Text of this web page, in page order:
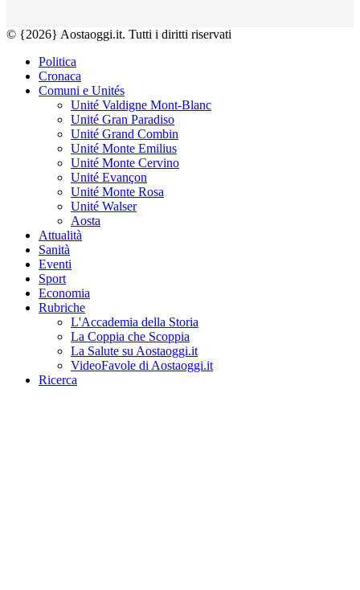
© {2026} Aostaoggi.it. Tutti i diritti riservati
Politica
Cronaca
Comuni e Unités
Unité Valdigne Mont-Blanc
Unité Gran Paradiso
Unité Grand Combin
Unité Monte Emilius
Unité Monte Cervino
Unité Evançon
Unité Monte Rosa
Unité Walser
Aosta
Attualità
Sanità
Eventi
Sport
Economia
Rubriche
L'Accademia della Storia
La Coppia che Scoppia
La Salute su Aostaoggi.it
VideoFavole di Aostaoggi.it
Ricerca